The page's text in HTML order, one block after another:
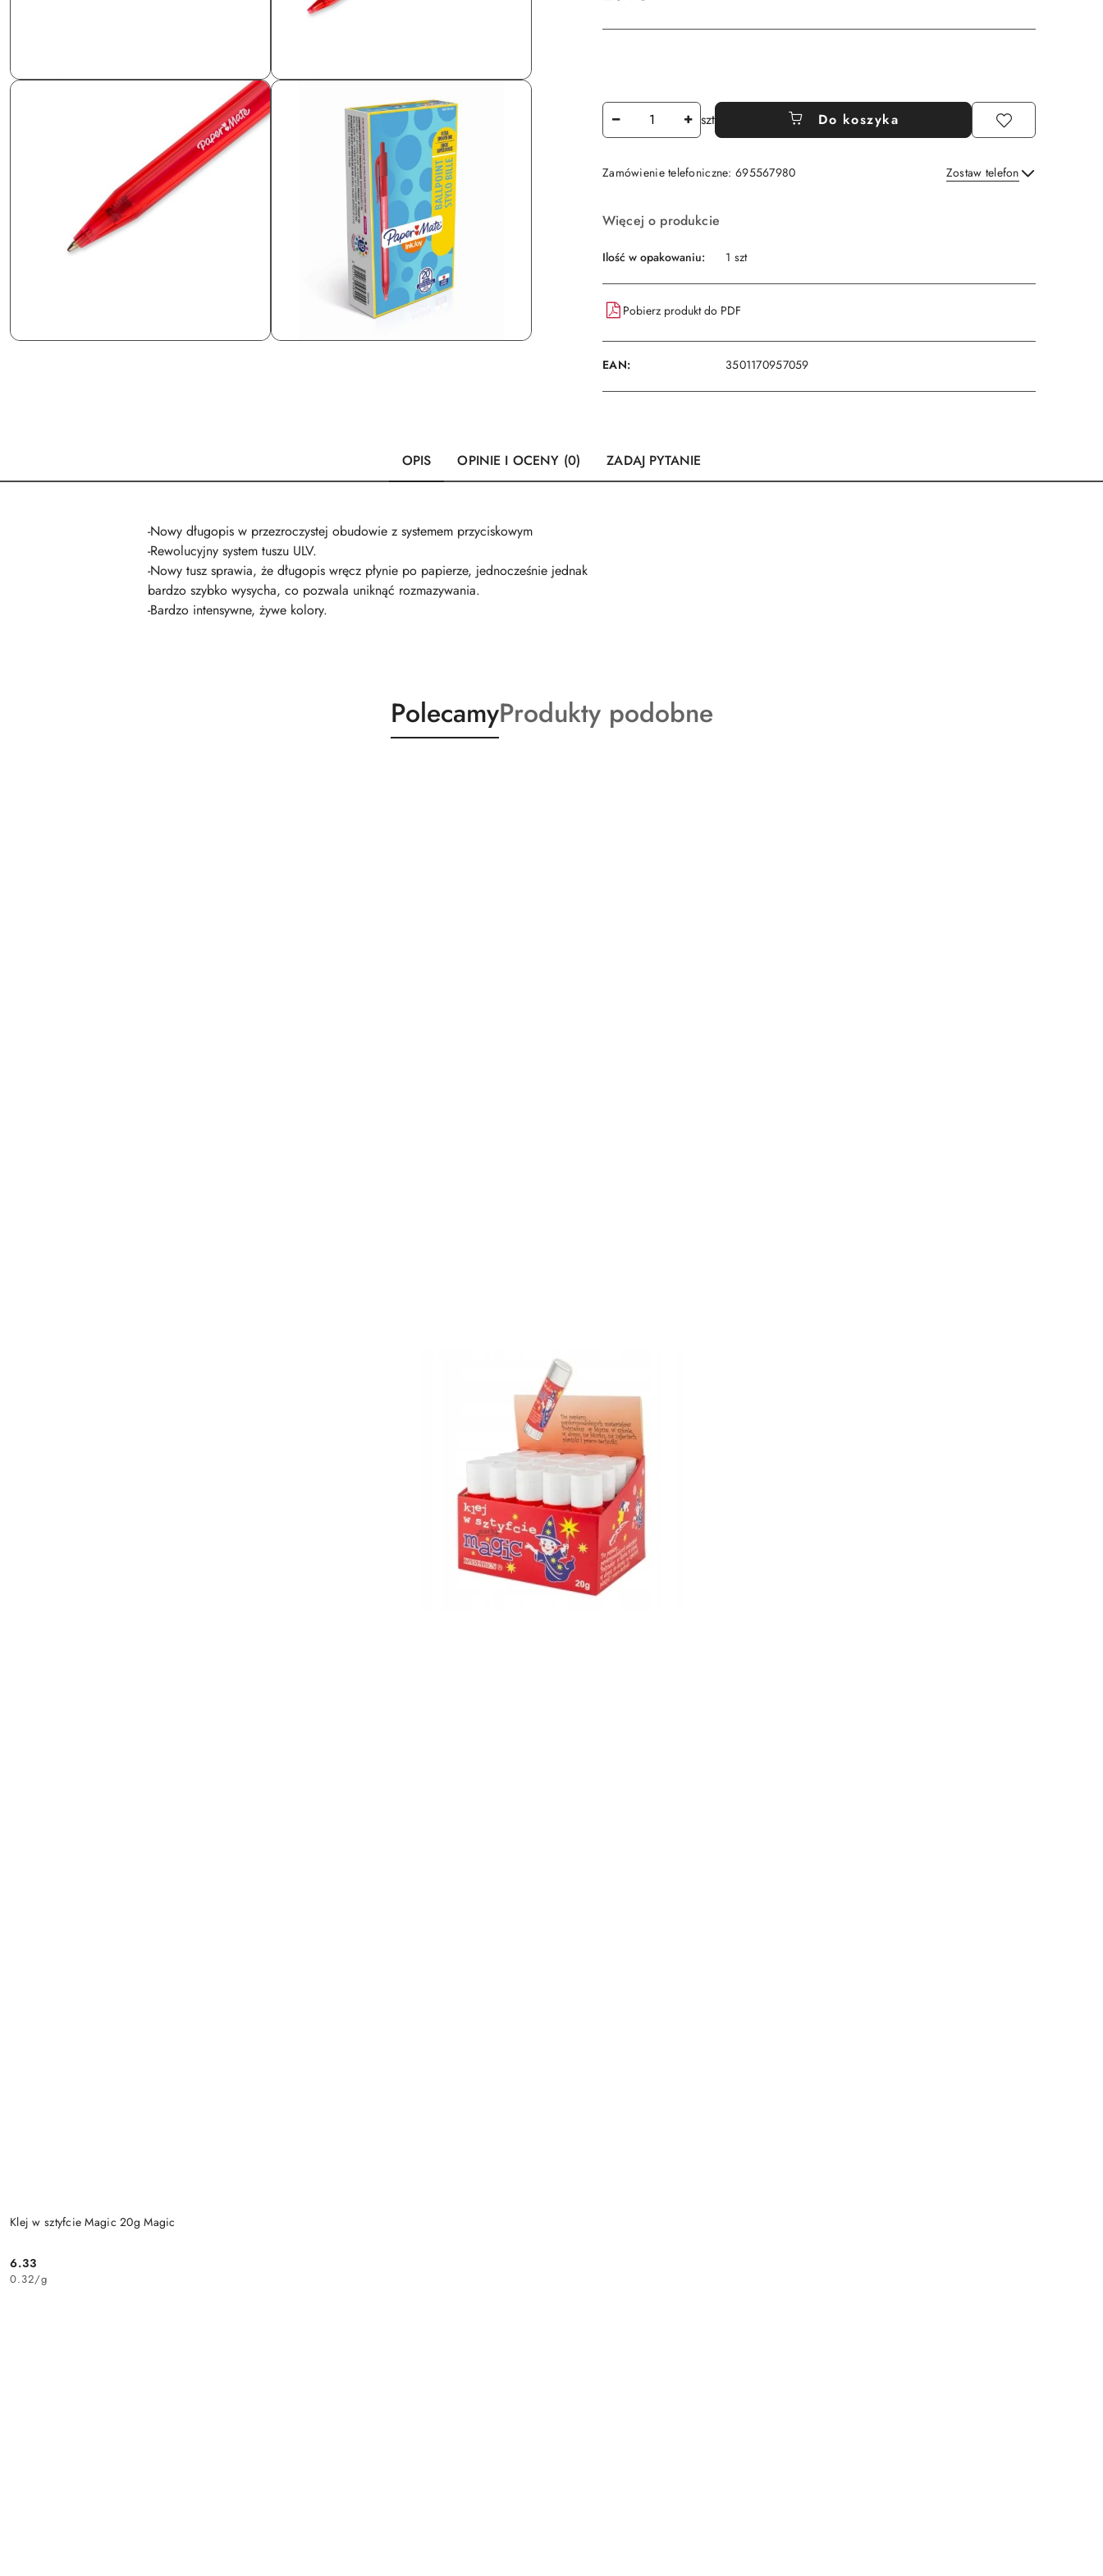
Ilość szt Do koszyka
Zamówienie telefoniczne: 695567980 Zostaw telefon
Dostępność
i
dostawa
Więcej o produkcie
Ilość w opakowaniu: 1 szt
Pobierz produkt do PDF
EAN: 3501170957059
OPIS OPINIE I OCENY (0) ZADAJ PYTANIE
-Nowy długopis w przezroczystej obudowie z systemem przyciskowym
-Rewolucyjny system tuszu ULV.
-Nowy tusz sprawia, że długopis wręcz płynie po papierze, jednocześnie jednak
bardzo szybko wysycha, co pozwala uniknąć rozmazywania.
-Bardzo intensywne, żywe kolory.
Produkty
o
PolecamyProdukty
o
Produkty podobne
Klej w sztyfcie Magic 20g Magic
Cena:
6.33
0.32/g